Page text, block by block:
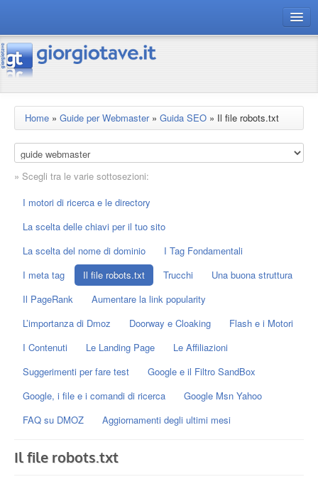
connect gt
risorse
Home » Guide per Webmaster» Guida SEO » Il file robots.txt
» Scegli tra le varie sottosezioni:
I motori di ricerca e le directory
La scelta delle chiavi per il tuo sito
La scelta del nome di dominio
I Tag Fondamentali
I meta tag
Il file robots.txt Trucchi
Una buona struttura
Il PageRank
Aumentare la link popularity
L’importanza di Dmoz
Doorway e Cloaking
Flash e i Motori
I Contenuti
Le Landing Page
Le Affiliazioni
Suggerimenti per fare test
Google e il Filtro SandBox
Google, i file e i comandi di ricerca
Google Msn Yahoo
FAQ su DMOZ
Aggiornamenti degli ultimi mesi
Il file robots.txt